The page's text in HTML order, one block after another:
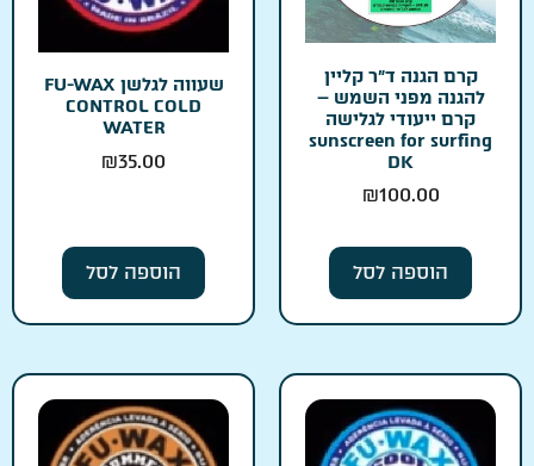
קרם הגנה ד״ר קליין
להגנה מפני השמש –
קרם ייעודי לגלישה
sunscreen for surfing
DK
₪100.00
הוספה לסל
שעווה לגלשן FU-WAX
CONTROL COLD
WATER
₪35.00
הוספה לסל